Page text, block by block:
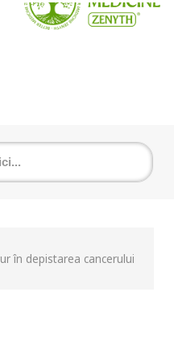
în depistarea cancerului